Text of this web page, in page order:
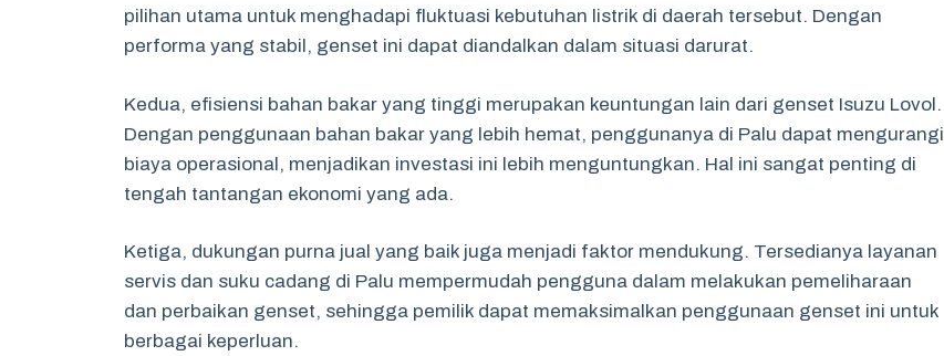
pilihan utama untuk menghadapi fluktuasi kebutuhan listrik di daerah tersebut. Dengan
performa yang stabil, genset ini dapat diandalkan dalam situasi darurat.
Kedua, efisiensi bahan bakar yang tinggi merupakan keuntungan lain dari genset Isuzu Lovol.
Dengan penggunaan bahan bakar yang lebih hemat, penggunanya di Palu dapat mengurangi
biaya operasional, menjadikan investasi ini lebih menguntungkan. Hal ini sangat penting di
tengah tantangan ekonomi yang ada.
Ketiga, dukungan purna jual yang baik juga menjadi faktor mendukung. Tersedianya layanan
servis dan suku cadang di Palu mempermudah pengguna dalam melakukan pemeliharaan
dan perbaikan genset, sehingga pemilik dapat memaksimalkan penggunaan genset ini untuk
berbagai keperluan.